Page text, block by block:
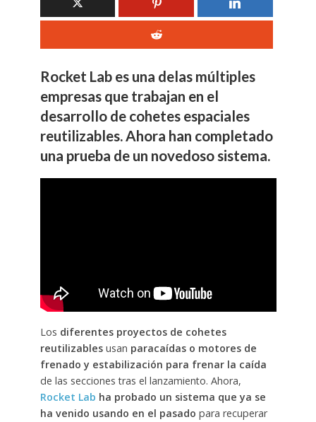
Rocket Lab es una delas múltiples
empresas que trabajan en el
desarrollo de cohetes espaciales
reutilizables. Ahora han completado
una prueba de un novedoso sistema.
Los diferentes proyectos de cohetes
reutilizablesusan paracaídas o motores de
frenado y estabilización para frenar la caída
de las secciones tras el lanzamiento. Ahora,
Rocket Lab ha probado un sistema que ya se
ha venido usando en el pasado para recuperar